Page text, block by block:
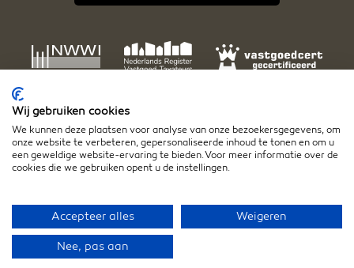
Wij gebruiken cookies
We kunnen deze plaatsen voor analyse van onze bezoekersgegevens, om
onze website te verbeteren, gepersonaliseerde inhoud te tonen en om u
een geweldige website-ervaring te bieden. Voor meer informatie over de
cookies die we gebruiken opent u de instellingen.
Accepteer alles Weigeren
Nee, pas aan